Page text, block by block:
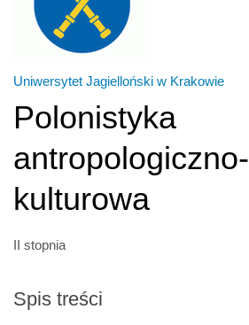
Uniwersytet Jagielloński w Krakowie
Polonistyka
antropologiczno-
kulturowa
II stopnia
Spis treści